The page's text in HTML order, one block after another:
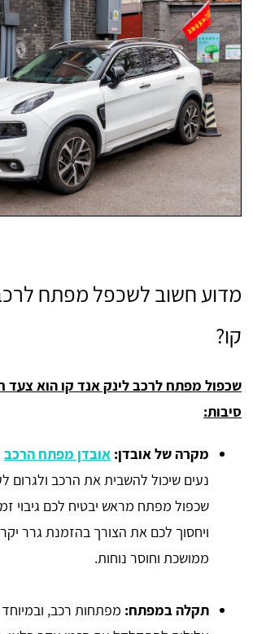
מדוע חשוב לשכפל מפתח
קו?
שכפול מפתח לרכב לינק אנד קו הוא
סיבות:
מקרה של אובדן: אובדן מפתח הרכב
נעים שיכול להשבית את הרכב ולגרום
שכפול מפתח מראש יבטיח לכם גיבוי
ויחסוך לכם את הצורך בהזמנת גרר
ממושכת וחוסר נוחות.
תקלה במפתח: מפתחות רכב,